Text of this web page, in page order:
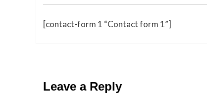
[contact-form 1 “Contact form 1”]
Leave a Reply